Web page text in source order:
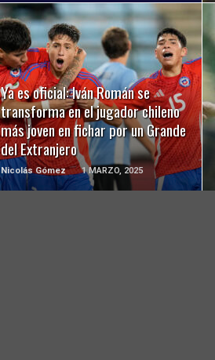
Ya es oficial: Iván Román se
transforma en el jugador chileno
más joven en fichar por un Grande
del Extranjero
Nicolás Gómez 1 MARZO, 2025
LEER MÁS